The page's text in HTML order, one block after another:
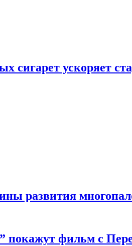
сигарет ускоряет
развития
фильм с